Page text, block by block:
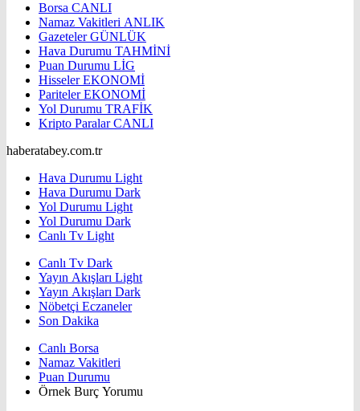
Borsa CANLI
Namaz Vakitleri ANLIK
GazetelerGÜNLÜK
Hava Durumu TAHMİNİ
Puan Durumu LİG
HisselerEKONOMİ
ParitelerEKONOMİ
Yol Durumu TRAFİK
Kripto ParalarCANLI
haberatabey.com.tr
Hava Durumu Light
Hava Durumu Dark
Yol Durumu Light
Yol Durumu Dark
Canlı Tv Light
Canlı Tv Dark
Yayın Akışları Light
Yayın Akışları Dark
Nöbetçi Eczaneler
Son Dakika
Canlı Borsa
Namaz Vakitleri
Puan Durumu
Örnek Burç Yorumu